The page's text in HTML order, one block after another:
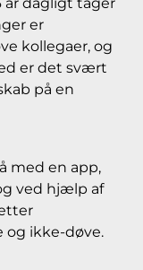
er
kollegaer, og
er det svært
på en
med en app,
ved hjælp af
ikke-døve.